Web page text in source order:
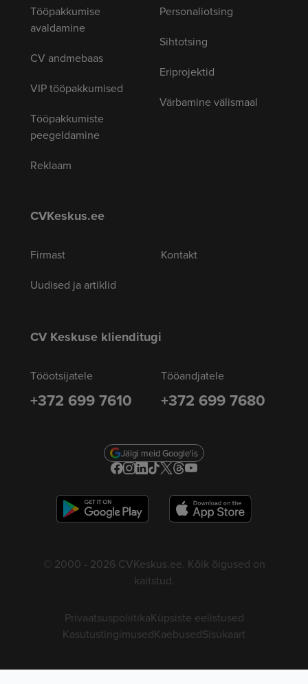
Tööpakkumise
avaldamine
CV andmebaas
VIP tööpakkumised
Tööpakkumiste
peegeldamine
Reklaam
Personaliotsing
Sihtotsing
Eriprojektid
Värbamine välismaal
CVKeskus.ee
Firmast
Uudised ja artiklid
Kontakt
CV Keskuse klienditugi
Tööotsijatele
+372 699 7610
Tööandjatele
+372 699 7680
Jälgi meid Google'is
© 2000 - 2026 CVKeskus.ee. Kõik õigused on
kaitstud.
PrivaatsuspoliitikaKüpsiste eelistused
KasutustingimusedKaebusedSisukaart